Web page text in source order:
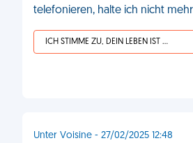
telefonieren, halte ich nicht
ICH STIMME ZU, DEIN LEBEN IST SCHEISSE
Unter Voisine - 27/02/2025 12:48